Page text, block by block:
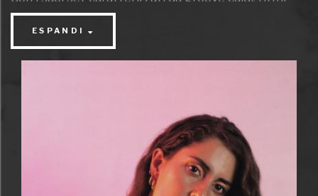
house profondi e influenze che spaziano dalla UK
è diventata negli ultimi anni una presenza costante
Fondatrice dell’etichetta Peach Discs, ha costruito
una carriera solida grazie a una selezione musicale
raffinata e a produzioni capaci di unire energia da
dancefloor e sensibilità melodica. I suoi DJ set sono
ESPANDI